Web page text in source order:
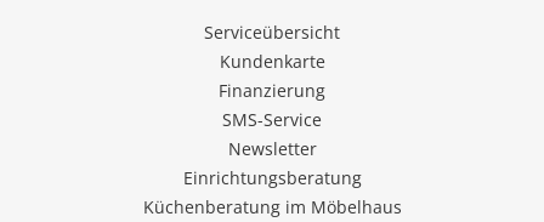
Serviceübersicht
Kundenkarte
Finanzierung
SMS-Service
Newsletter
Einrichtungsberatung
Küchenberatung im Möbelhaus